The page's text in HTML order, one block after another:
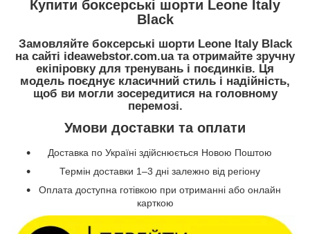
Купити боксерські шорти Leone Italy
Black
Замовляйте боксерські шорти Leone Italy Black
на сайті ideawebstor.com.uaта отримайте зручну
екіпіровку для тренувань і поєдинків. Ця
модель поєднує класичний стиль і надійність,
щоб ви могли зосередитися на головному
перемозі.
Умови доставки та оплати
Доставка по Україні здійснюється Новою Поштою
Термін доставки 1–3 дні залежно від регіону
Оплата доступна готівкою при отриманні або онлайн
карткою